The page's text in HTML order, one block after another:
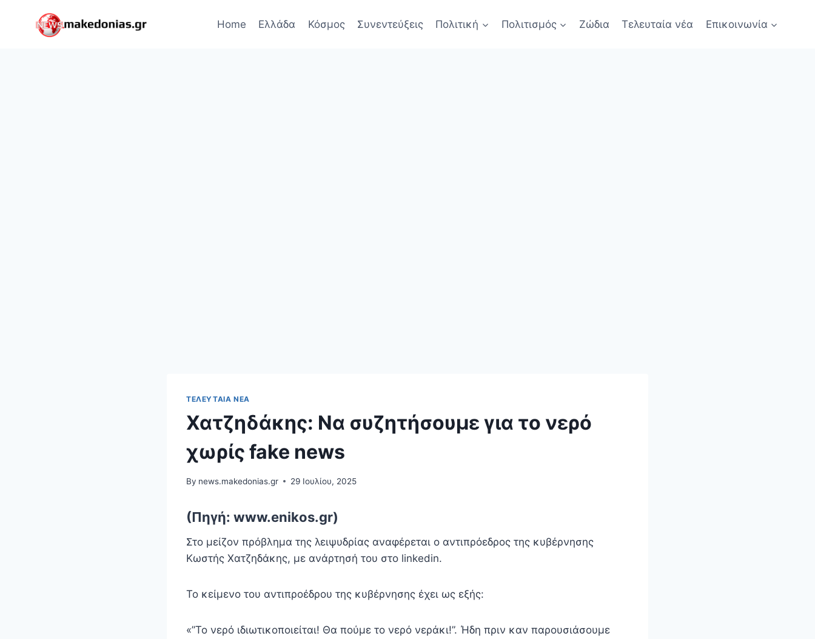
Home Ελλάδα Κόσμος Συνεντεύξεις Πολιτική Πολιτισμός Ζώδια Τελευταία νέα Επικοινωνία
ΤΕΛΕΥΤΑΊΑ ΝΈΑ
Χατζηδάκης: Να συζητήσουμε για το νερό
χωρίς fake news
By news.makedonias.gr 29 Ιουλίου, 2025
(Πηγή: www.enikos.gr)
Στο μείζον πρόβλημα της λειψυδρίας αναφέρεται ο αντιπρόεδρος της κυβέρνησης
Κωστής Χατζηδάκης, με ανάρτησή του στο linkedin.
Το κείμενο του αντιπροέδρου της κυβέρνησης έχει ως εξής:
«”To νερό ιδιωτικοποιείται! Θα πούμε το νερό νεράκι!”. Ήδη πριν καν παρουσιάσουμε